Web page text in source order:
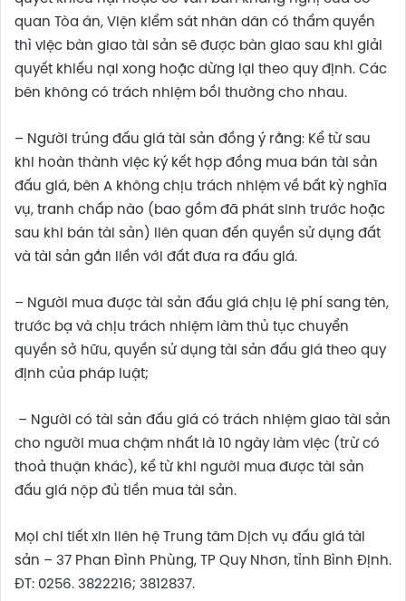
quan Tòa án, Viện kiểm sát nhân dân có thẩm quyền
thì việc bàn giao tài sản sẽ được bàn giao sau khi giải
quyết khiếu nại xong hoặc dừng lại theo quy định. Các
bên không có trách nhiệm bồi thường cho nhau.
– Người trúng đấu giá tài sản đồng ý rằng: Kể từ sau
khi hoàn thành việc ký kết hợp đồng mua bán tài sản
đấu giá, bên A không chịu trách nhiệm về bất kỳ nghĩa
vụ, tranh chấp nào (bao gồm đã phát sinh trước hoặc
sau khi bán tài sản) liên quan đến quyền sử dụng đất
và tài sản gắn liền với đất đưa ra đấu giá.
– Người mua được tài sản đấu giá chịu lệ phí sang tên,
trước bạ và chịu trách nhiệm làm thủ tục chuyển
quyền sở hữu, quyền sử dụng tài sản đấu giá theo quy
định của pháp luật;
– Người có tài sản đấu giá có trách nhiệm giao tài sản
cho người mua chậm nhất là 10 ngày làm việc (trừ có
thoả thuận khác), kể từ khi người mua được tài sản
đấu giá nộp đủ tiền mua tài sản.
Mọi chi tiết xin liên hệ Trung tâm Dịch vụ đấu giá tài
sản – 37 Phan Đình Phùng, TP Quy Nhơn, tỉnh Bình Định.
ĐT: 0256. 3822216; 3812837.